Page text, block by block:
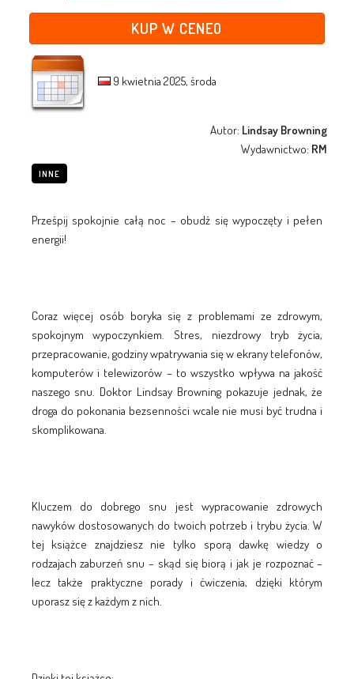
KUP W CENEO
9 kwietnia 2025, środa
Autor: Lindsay Browning
Wydawnictwo: RM
INNE
Prześpij spokojnie całą noc – obudź się wypoczęty i pełen
energii!
Coraz więcej osób boryka się z problemami ze zdrowym,
spokojnym wypoczynkiem. Stres, niezdrowy tryb życia,
przepracowanie, godziny wpatrywania się w ekrany telefonów,
komputerów i telewizorów – to wszystko wpływa na jakość
naszego snu. Doktor Lindsay Browning pokazuje jednak, że
droga do pokonania bezsenności wcale nie musi być trudna i
skomplikowana.
Kluczem do dobrego snu jest wypracowanie zdrowych
nawyków dostosowanych do twoich potrzeb i trybu życia. W
tej książce znajdziesz nie tylko sporą dawkę wiedzy o
rodzajach zaburzeń snu – skąd się biorą i jak je rozpoznać –
lecz także praktyczne porady i ćwiczenia, dzięki którym
uporasz się z każdym z nich.